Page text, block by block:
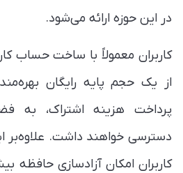
در این حوزه ارائه می‌شود.
کاربران معمولاً با ساخت حساب
از یک حجم پایه رایگان
پرداخت هزینه اشتراک، به
دسترسی خواهند داشت. علاوه‌بر
کاربران امکان آزادسازی حافظه